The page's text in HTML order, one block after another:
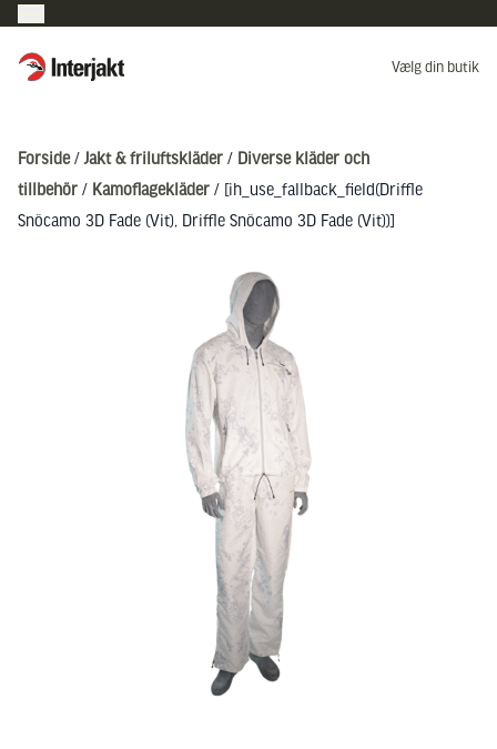
Interjakt DK Vælg din butik
Forside/ Jakt & friluftskläder / Diverse kläder och
tillbehör / Kamoflagekläder / [ih_use_fallback_field(Driffle
Snöcamo 3D Fade (Vit), Driffle Snöcamo 3D Fade (Vit))]